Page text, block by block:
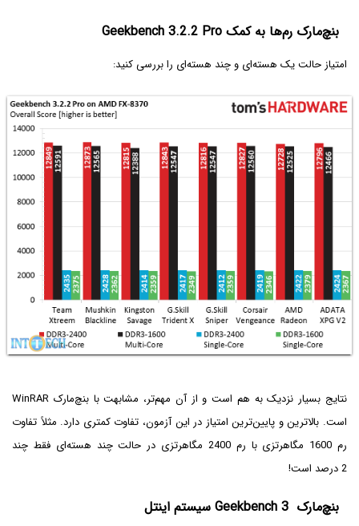
بنچ‌مارک رم‌ها به کمک Geekbench 3.2.2 Pro
امتیاز حالت یک هسته‌ای و چند هسته‌ای را بررسی کنید:
نتایج بسیار نزدیک به هم است و از آن مهم‌تر، مشابهت با بنچ‌مارک WinRAR
است. بالاترین و پایین‌ترین امتیاز در این آزمون، تفاوت کمتری دارد. مثلاً تفاوت
رم 1600 مگاهرتزی با رم 2400 مگاهرتزی در حالت چند هسته‌ای فقط چند
2 درصد است!
بنچ‌مارک Geekbench 3 سیستم اینتل